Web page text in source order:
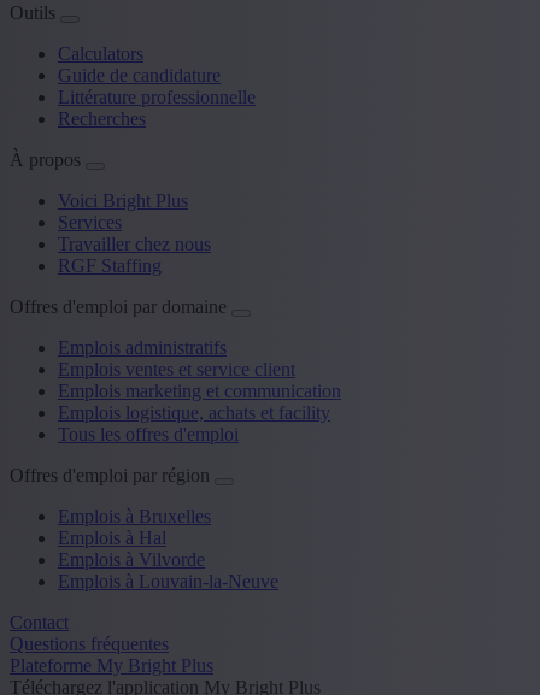
Outils
Calculators
Guide de candidature
Littérature professionnelle
Recherches
À propos
Voici Bright Plus
Services
Travailler chez nous
RGF Staffing
Offres d'emploi par domaine
Emplois administratifs
Emplois ventes et service client
Emplois marketing et communication
Emplois logistique, achats et facility
Tous les offres d'emploi
Offres d'emploi par région
Emplois à Bruxelles
Emplois à Hal
Emplois à Vilvorde
Emplois à Louvain-la-Neuve
Contact
Questions fréquentes
Plateforme My Bright Plus
Téléchargez l'application My Bright Plus